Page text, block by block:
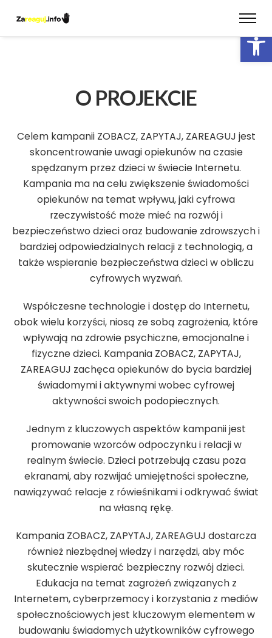
O PROJEKCIE
Celem kampanii ZOBACZ, ZAPYTAJ, ZAREAGUJ jest
skoncentrowanie uwagi opiekunów na czasie
spędzanym przez dzieci w świecie Internetu.
Kampania ma na celu zwiększenie świadomości
opiekunów na temat wpływu, jaki cyfrowa
rzeczywistość może mieć na rozwój i
bezpieczeństwo dzieci oraz budowanie zdrowszych i
bardziej odpowiedzialnych relacji z technologią, a
także wspieranie bezpieczeństwa dzieci w obliczu
cyfrowych wyzwań.
Współczesne technologie i dostęp do Internetu,
obok wielu korzyści, niosą ze sobą zagrożenia, które
wpływają na zdrowie psychiczne, emocjonalne i
fizyczne dzieci. Kampania ZOBACZ, ZAPYTAJ,
ZAREAGUJ zachęca opiekunów do bycia bardziej
świadomymi i aktywnymi wobec cyfrowej
aktywności swoich podopiecznych.
Jednym z kluczowych aspektów kampanii jest
promowanie wzorców odpoczynku i relacji w
realnym świecie. Dzieci potrzebują czasu poza
ekranami, aby rozwijać umiejętności społeczne,
nawiązywać relacje z rówieśnikami i odkrywać świat
na własną rękę.
Kampania ZOBACZ, ZAPYTAJ, ZAREAGUJ dostarcza
również niezbędnej wiedzy i narzędzi, aby móc
skutecznie wspierać bezpieczny rozwój dzieci.
Edukacja na temat zagrożeń związanych z
Internetem, cyberprzemocy i korzystania z mediów
społecznościowych jest kluczowym elementem w
budowaniu świadomych użytkowników cyfrowego